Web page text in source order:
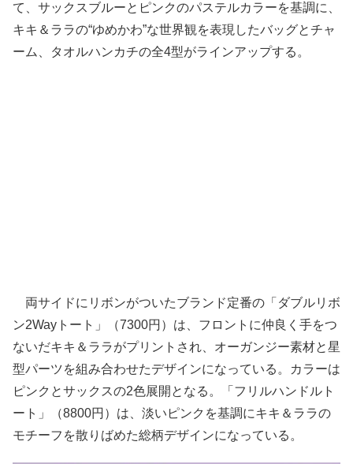
て、サックスブルーとピンクのパステルカラーを基調に、
キキ＆ララの“ゆめかわ”な世界観を表現したバッグとチャ
ーム、タオルハンカチの全4型がラインアップする。
両サイドにリボンがついたブランド定番の「ダブルリボ
ン2Wayトート」（7300円）は、フロントに仲良く手をつ
ないだキキ＆ララがプリントされ、オーガンジー素材と星
型パーツを組み合わせたデザインになっている。カラーは
ピンクとサックスの2色展開となる。「フリルハンドルト
ート」（8800円）は、淡いピンクを基調にキキ＆ララの
モチーフを散りばめた総柄デザインになっている。